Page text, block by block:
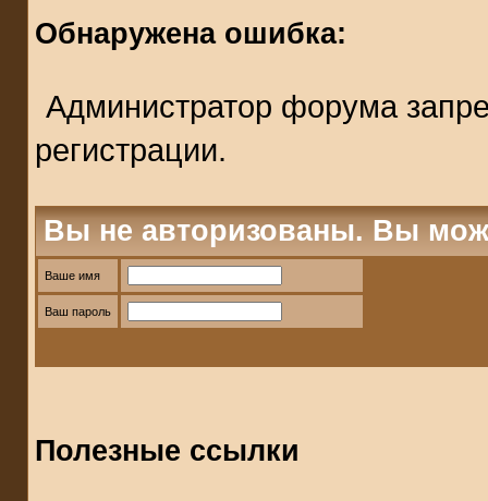
Обнаружена ошибка:
Администратор форума
регистрации.
Вы не авторизованы. Вы
Ваше имя
Ваш пароль
Полезные ссылки